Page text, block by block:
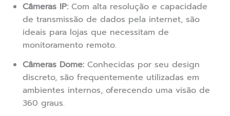
Câmeras IP: Com alta resolução e capacidade
de transmissão de dados pela internet, são
ideais para lojas que necessitam de
monitoramento remoto.
Câmeras Dome: Conhecidas por seu design
discreto, são frequentemente utilizadas em
ambientes internos, oferecendo uma visão de
360 graus.